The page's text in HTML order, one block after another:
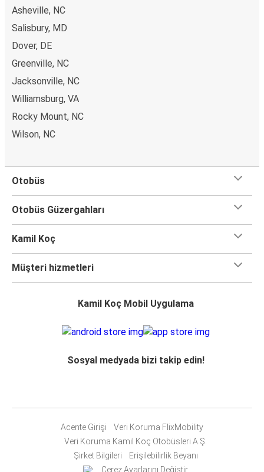
Asheville, NC
Salisbury, MD
Dover, DE
Greenville, NC
Jacksonville, NC
Williamsburg, VA
Rocky Mount, NC
Wilson, NC
Otobüs
Otobüs Güzergahları
Kamil Koç
Müşteri hizmetleri
Kamil Koç Mobil Uygulama
Sosyal medyada bizi takip edin!
Acente Girişi
Veri Koruma FlixMobility
Veri Koruma Kamil Koç Otobüsleri A.Ş.
Şirket Bilgileri
Erişilebilirlik Beyanı
Çerez Ayarlarını Değiştir